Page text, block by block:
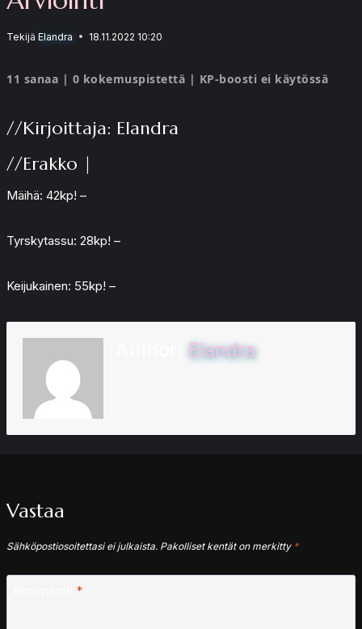
Tekijä Elandra 18.11.2022 10:20
11 sanaa | 0 kokemuspistettä | KP-boosti ei käytössä
//Kirjoittaja: Elandra
//Erakko |
Mäihä: 42kp! –
Tyrskytassu: 28kp! –
Keijukainen: 55kp! –
Elandra
Vastaa
Sähköpostiosoitettasi ei julkaista. Pakolliset kentät on merkitty *
*